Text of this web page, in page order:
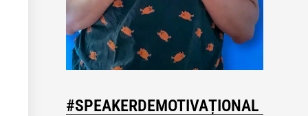
#SPEAKERDEMOTIVAȚIONAL